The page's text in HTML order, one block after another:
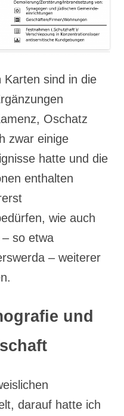
Karten sind in die
Oschatz
zwar einige
hatte und die
enthalten
wie auch
so etwa
– weiterer
und
darauf hatte ich